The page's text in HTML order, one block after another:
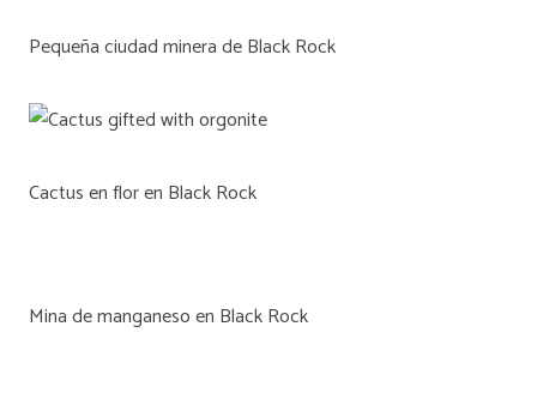
Pequeña ciudad minera de Black Rock
Cactus en flor en Black Rock
Mina de manganeso en Black Rock